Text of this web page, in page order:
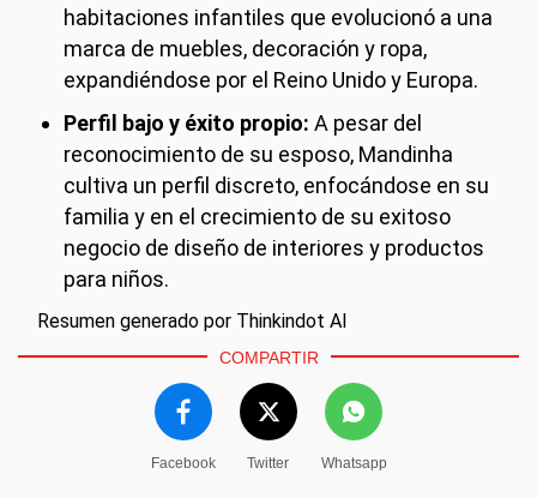
habitaciones infantiles que evolucionó a una
marca de muebles, decoración y ropa,
expandiéndose por el Reino Unido y Europa.
Perfil bajo y éxito propio: A pesar del
reconocimiento de su esposo, Mandinha
cultiva un perfil discreto, enfocándose en su
familia y en el crecimiento de su exitoso
negocio de diseño de interiores y productos
para niños.
Resumen generado por Thinkindot AI
COMPARTIR
Facebook Twitter Whatsapp